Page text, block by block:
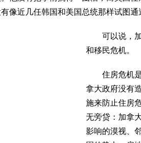
像近几任韩国和美国总统那样试图通
可以说，加
和移民危机。
住房危机是
拿大政府没有
施来防止住房
无旁贷：加拿
影响的漠视、